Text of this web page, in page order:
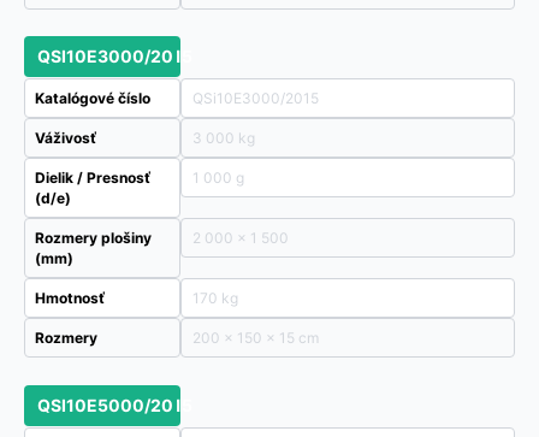
QSI10E3000/2015
Katalógové číslo QSi10E3000/2015
Váživosť 3 000 kg
Dielik / Presnosť
(d/e)
1 000 g
Rozmery plošiny
(mm)
2 000 x 1 500
Hmotnosť 170 kg
Rozmery 200 × 150 × 15 cm
QSI10E5000/2015